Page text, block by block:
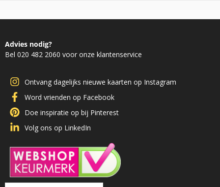
Advies nodig?
Bel 020 482 2060 voor onze klantenservice
Ontvang dagelijks nieuwe kaarten op Instagram
Word vrienden op Facebook
Doe inspiratie op bij Pinterest
Volg ons op LinkedIn